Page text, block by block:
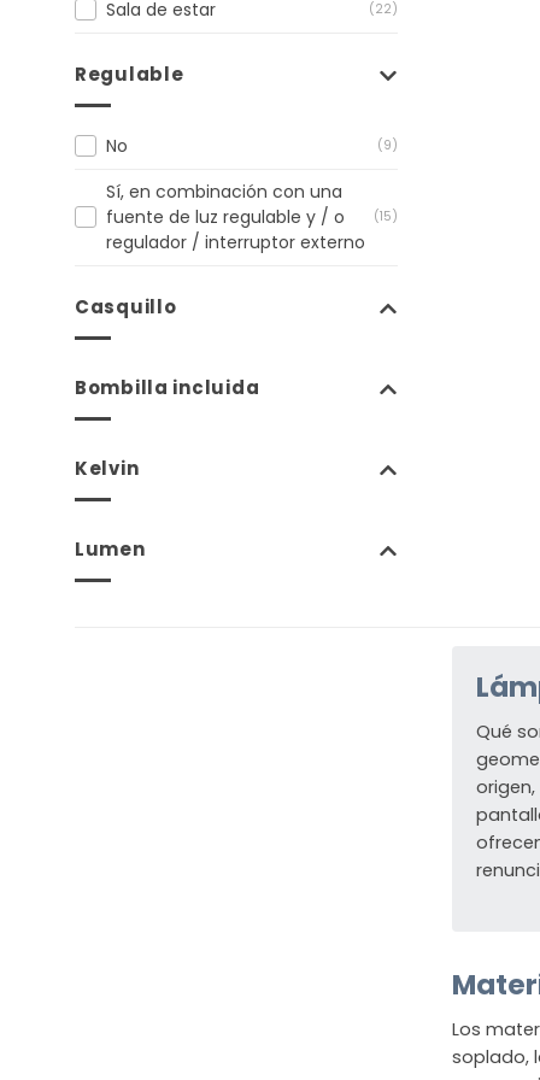
Sala de estar (22)
Regulable
No (9)
Sí, en combinación con una
fuente de luz regulable y / o
regulador / interruptor externo
(15)
Casquillo
Bombilla incluida
Kelvin
Lumen
Qué
Los
soplado,